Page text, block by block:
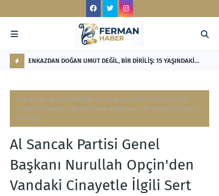
L
A
S
ENKAZDAN DOĞAN UMUT DEĞİL, BİR DİRİLİŞ: 15 YAŞINDAKİ
HİKÂYESİ
Ana Sayfa
Al Sancak Partisi Genel Başkanı Nurullah Opçin'den
Vandaki Cinayetle İlgili Sert Basın Açıklaması: "Bu Vahşetin Takipçisi
Olacağız"
Al Sancak Partisi Genel
Başkanı Nurullah Opçin'den
Vandaki Cinayetle İlgili Sert